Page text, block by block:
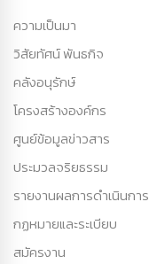
ความเป็นมา
วิสัยทัศน์ พันธกิจ
คลังอนุรักษ์
โครงสร้างองค์กร
ศูนย์ข้อมูลข่าวสาร
ประมวลจริยธรรม
รายงานผลการดำเนินการ
กฏหมายและระเบียบ
สมัครงาน